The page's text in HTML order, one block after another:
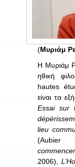
(Μυριάμ
Η Μυριάμ
ηθική
hautes
είναι τα
Essai sur
lieu
2006),